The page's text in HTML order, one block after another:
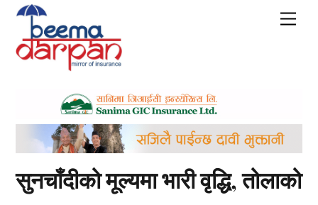
Skip
content
सुनचाँदीको मूल्यमा भारी वृद्धि, तोलाको